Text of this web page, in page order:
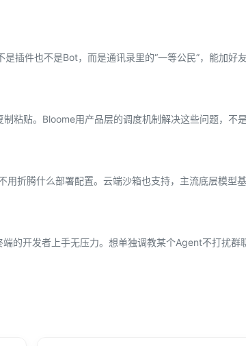
插件也不是Bot，而是通讯录里的“一等公民”，能加好
粘贴。Bloome用产品层的调度机制解决这些问题，不
折腾什么部署配置。云端沙箱也支持，主流底层模型
的开发者上手无压力。想单独调教某个Agent不打扰群